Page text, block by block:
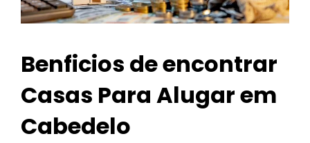
Benficios de encontrar
Casas Para Alugar em
Cabedelo